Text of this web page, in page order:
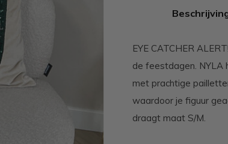
EYE CATCHER
de feestdagen. NYLA
met prachtige
waardoor je figuur
draagt maat S/M.